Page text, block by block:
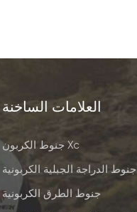
العلامات الساخنة
جنوط الكربون Xc
جنوط الدراجة الجبلية الكربونية
جنوط الطرق الكربونية